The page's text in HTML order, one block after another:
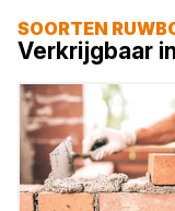
SOORTEN
Verkrijgbaar